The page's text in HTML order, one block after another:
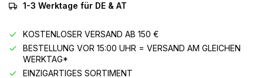
1-3 Werktage für DE & AT
KOSTENLOSER VERSAND AB 150 €
BESTELLUNG VOR 15:00 UHR = VERSAND AM GLEICHEN
WERKTAG*
EINZIGARTIGES SORTIMENT